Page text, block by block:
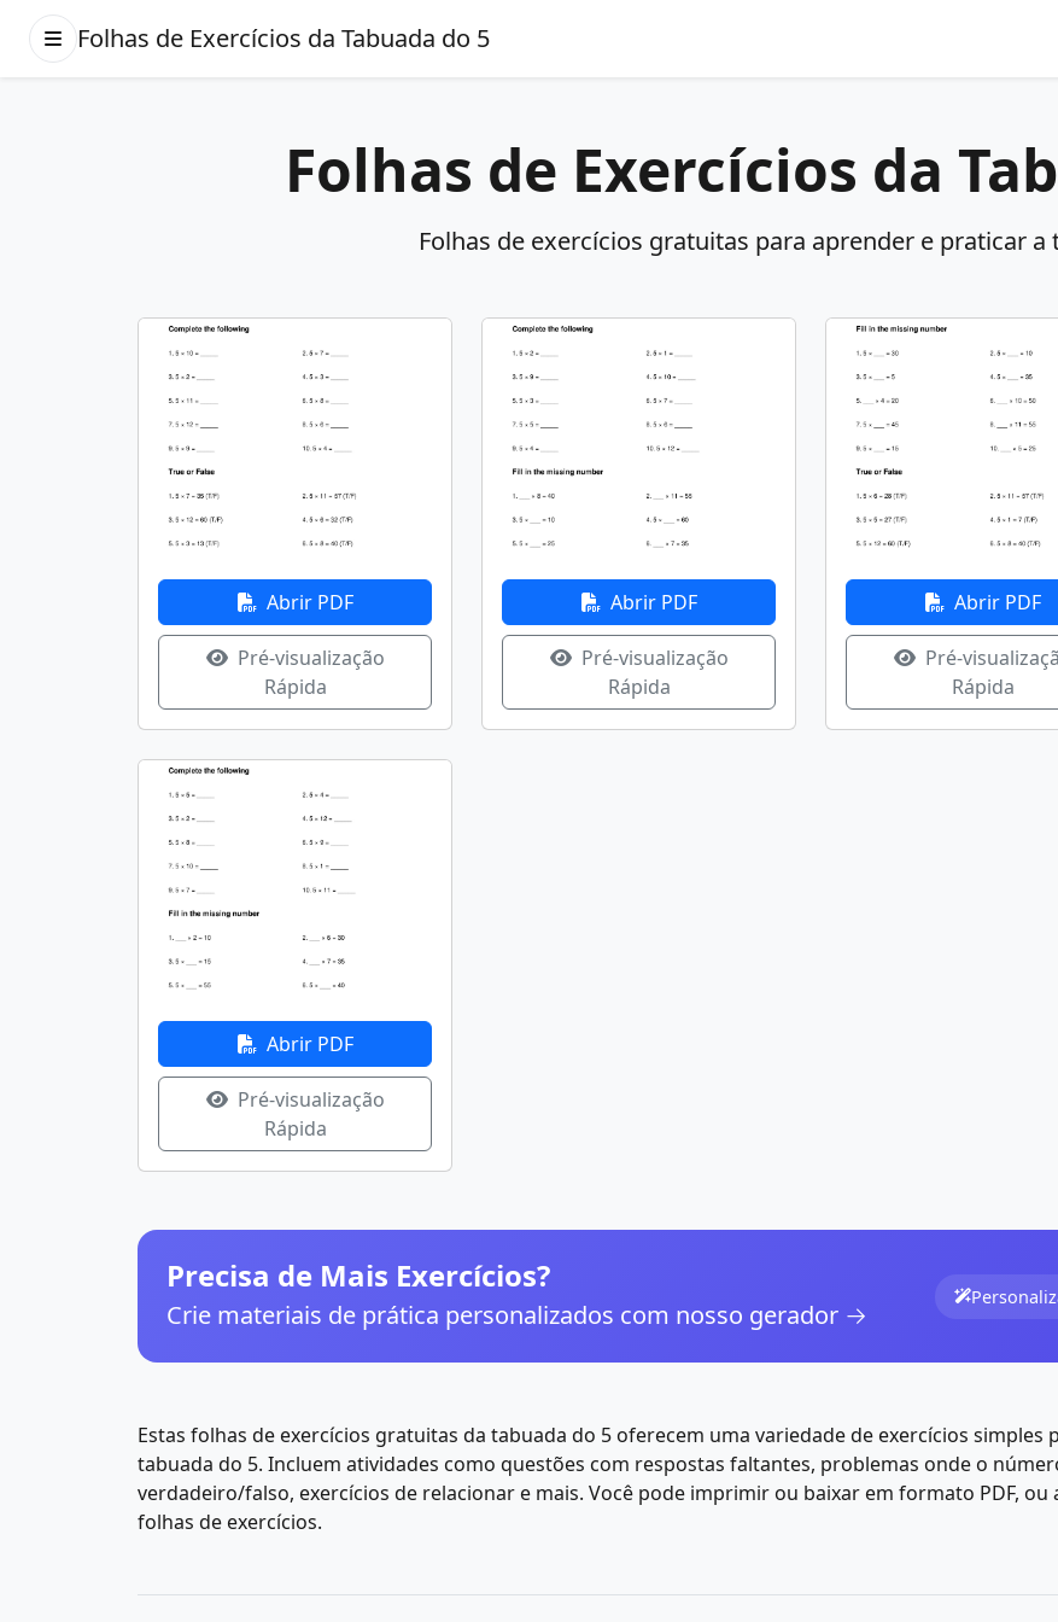
Folhas de Exercícios da Tabuada do 5
Folhas de Exercícios da
Folhas de exercícios gratuitas para aprender e praticar a
Abrir PDF
Pré-visualização
Rápida
Abrir PDF
Pré-visualização
Rápida
Abrir PDF
Pré-
Rápida
Abrir PDF
Pré-visualização
Rápida
Precisa de Mais Exercícios?
Crie materiais de prática personalizados com nosso gerador →
Estas folhas de exercícios gratuitas da tabuada do 5 oferecem uma variedade de exercícios
tabuada do 5. Incluem atividades como questões com respostas faltantes, problemas onde o
verdadeiro/falso, exercícios de relacionar e mais. Você pode imprimir ou baixar em formato PDF,
folhas de exercícios.